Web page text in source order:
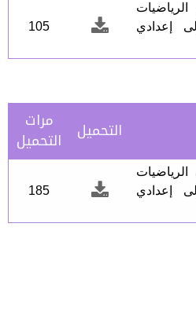
إعدادي
105
التحميل مرات
التحميل
إعدادي
185